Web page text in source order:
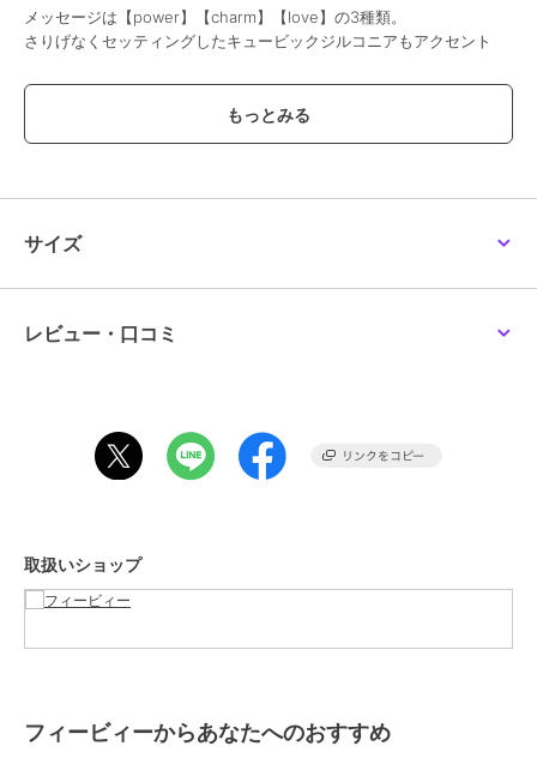
メッセージは【power】【charm】【love】の3種類。
さりげなくセッティングしたキュービックジルコニアもアクセント
その日の気分やコーデに合わせたレタードを選んでみて。
留め具にスライドボールを使用し、着脱しやすいのもポイント。
※こちらの商品にはジュエリーBOXは付属しません。
欲しいものが必ず見つかる。
ブランド フィービィー
性別タイプ
レディース
素材
真鍮ライトゴールドコーティング,
サイズ
レビュー・口コミ
取扱いショップ
フィービィーからあなたへのおすすめ